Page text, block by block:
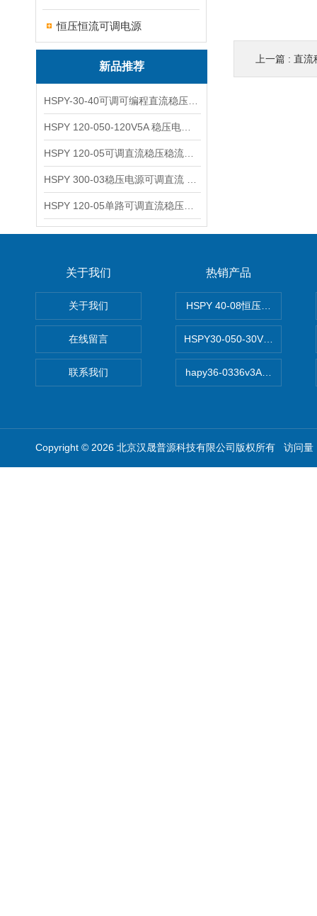
恒压恒流可调电源
新品推荐
上一篇 : 直流
关于我们
关于我们
在线留言
联系我们
热销产品
HSPY 40-08恒压恒流恒功率
HSPY30-050-30V/-05A可调
hapy36-0336v3A高精度小型
Copyright © 2026 北京汉晟普源科技有限公司版权所有 访问量